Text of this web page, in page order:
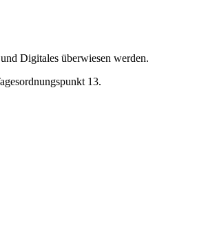
Digitales überwiesen werden.
13.